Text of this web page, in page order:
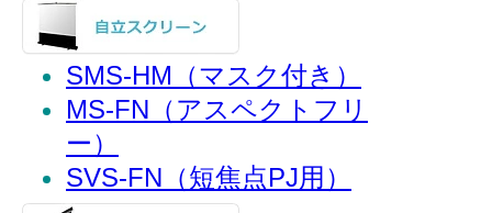
SMS-HM（マスク付き）
MS-FN（アスペクトフリ
ー）
SVS-FN（短焦点PJ用）